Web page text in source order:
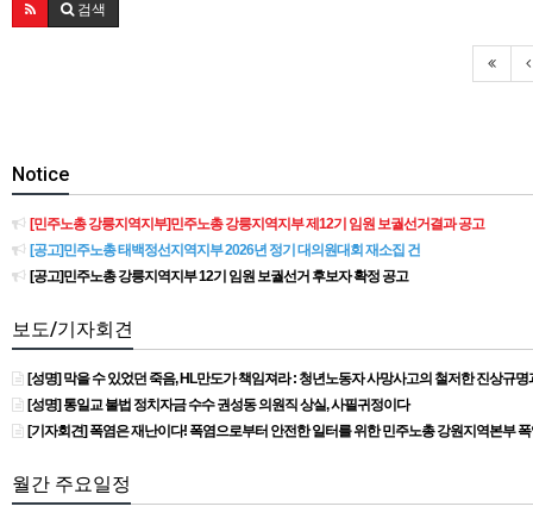
검색
Notice
[민주노총 강릉지역지부]민주노총 강릉지역지부 제12기 임원 보궐선거결과 공고
[공고]민주노총 태백정선지역지부 2026년 정기 대의원대회 재소집 건
[공고]민주노총 강릉지역지부 12기 임원 보궐선거 후보자 확정 공고
보도/기자회견
[성명] 막을 수 있었던 죽음, HL만도가 책임져라 : 청년노동자 사망사고의 철저한 진상규
[성명] 통일교 불법 정치자금 수수 권성동 의원직 상실, 사필귀정이다
[기자회견] 폭염은 재난이다! 폭염으로부터 안전한 일터를 위한 민주노총 강원지역본부
월간 주요일정